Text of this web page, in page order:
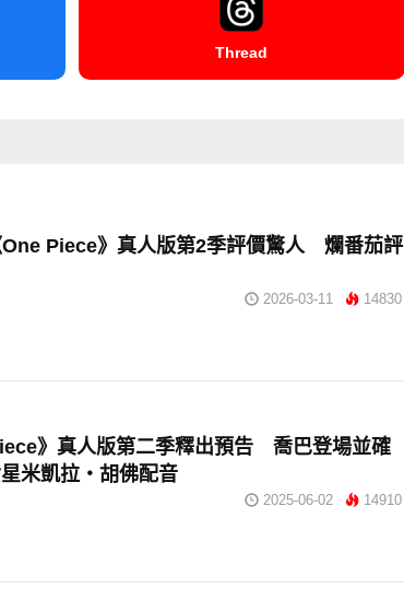
Thread
Piece》真人版第2季評價驚人 爛番茄評
2026-03-11 14830
》真人版第二季釋出預告 喬巴登場並確
米凱拉・胡佛配音
2025-06-02 14910